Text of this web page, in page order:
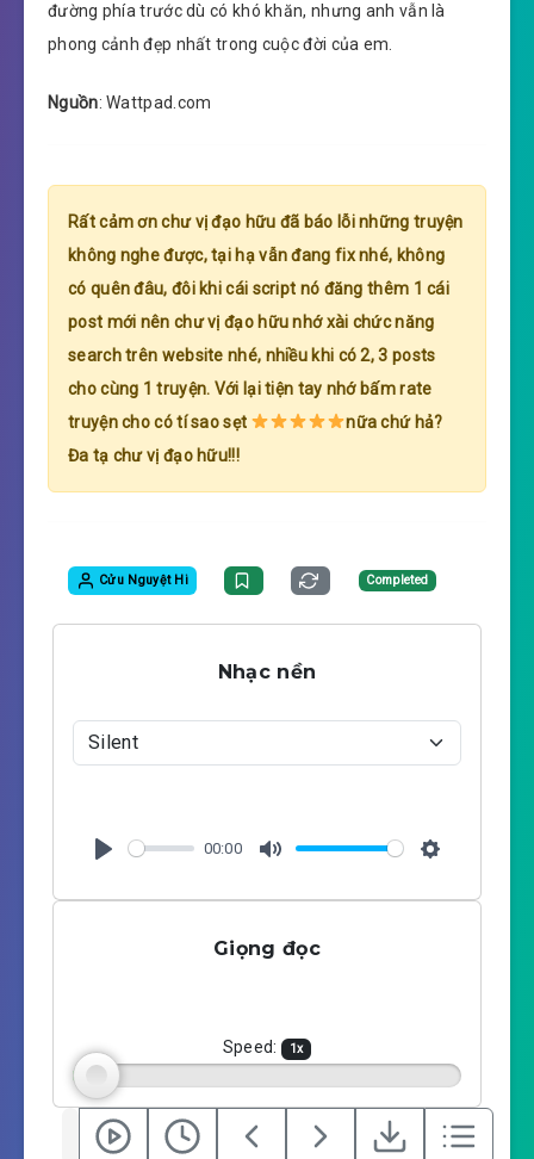
đường phía trước dù có khó khăn, nhưng anh vẫn là
phong cảnh đẹp nhất trong cuộc đời của em.
Nguồn: Wattpad.com
Rất cảm ơn chư vị đạo hữu đã báo lỗi những truyện
không nghe được, tại hạ vẫn đang fix nhé, không
có quên đâu, đôi khi cái script nó đăng thêm 1 cái
post mới nên chư vị đạo hữu nhớ xài chức năng
search trên website nhé, nhiều khi có 2, 3 posts
cho cùng 1 truyện. Với lại tiện tay nhớ bấm rate
truyện cho có tí sao sẹt
nữa chứ hả?
Đa tạ chư vị đạo hữu!!!
Cửu Nguyệt Hi Completed
Nhạc nền
l
00:00
u
e
e
s
Giọng đọc
Speed: 1x